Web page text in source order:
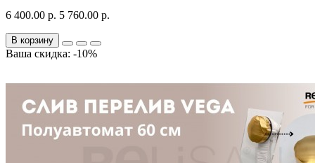
6 400.00 р. 5 760.00 р.
В корзину
Ваша скидка: -10%